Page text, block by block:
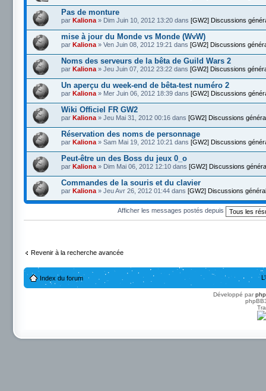
Pas de monture
par Kaliona » Dim Juin 10, 2012 13:20 dans [GW2] Discussions
mise à jour du Monde vs Monde (WvW)
par Kaliona » Ven Juin 08, 2012 19:21 dans [GW2] Discussions
Noms des serveurs de la bêta de Guild Wars 2
par Kaliona » Jeu Juin 07, 2012 23:22 dans [GW2] Discussions
Un aperçu du week-end de bêta-test numéro 2
par Kaliona » Mer Juin 06, 2012 18:39 dans [GW2] Discussions
Wiki Officiel FR GW2
par Kaliona » Jeu Mai 31, 2012 00:16 dans [GW2] Discussions
Réservation des noms de personnage
par Kaliona » Sam Mai 19, 2012 10:21 dans [GW2] Discussions
Peut-être un des Boss du jeux 0_o
par Kaliona » Dim Mai 06, 2012 12:10 dans [GW2] Discussions
Commandes de la souris et du clavier
par Kaliona » Jeu Avr 26, 2012 01:44 dans [GW2] Discussions
Afficher les messages postés depuis
Revenir à la recherche avancée
Index du forum
Développé par